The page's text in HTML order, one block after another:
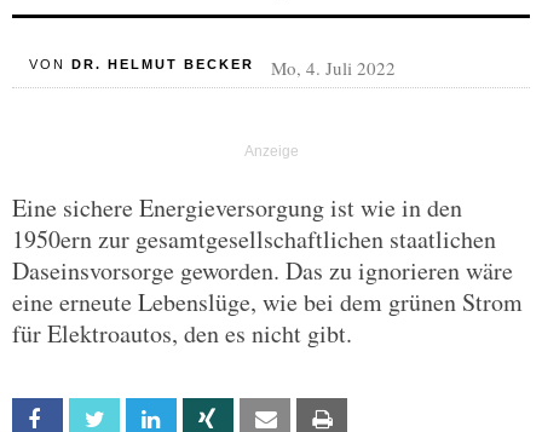
VON DR. HELMUT BECKER Mo, 4. Juli 2022
Eine sichere Energieversorgung ist wie in den
1950ern zur gesamtgesellschaftlichen staatlichen
Daseinsvorsorge geworden. Das zu ignorieren wäre
eine erneute Lebenslüge, wie bei dem grünen Strom
für Elektroautos, den es nicht gibt.
Facebook Twitter Linkedin Xing Email